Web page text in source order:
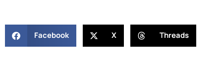
Facebook X Threads